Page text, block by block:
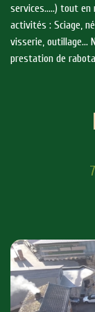
services…..) tout en
activités : Sciage,
visserie, outillage…
prestation de